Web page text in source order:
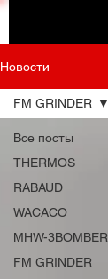
Новости
Все посты
THERMOS
RABAUD
WACACO
MHW-3BOMBER
FM GRINDER
FM GRINDER